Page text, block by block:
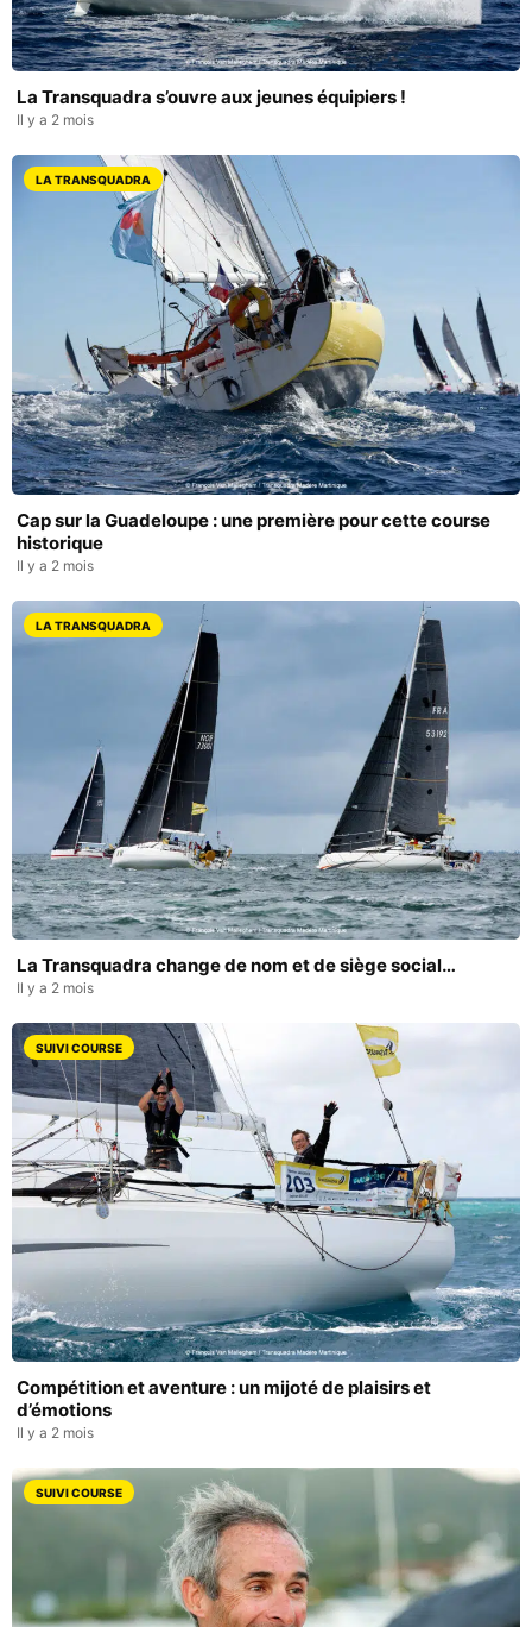
La Transquadra s’ouvre aux jeunes équipiers !
Il y a 2 mois
LA TRANSQUADRA
Cap sur la Guadeloupe : une première pour cette course
historique
Il y a 2 mois
LA TRANSQUADRA
La Transquadra change de nom et de siège social…
Il y a 2 mois
SUIVI COURSE
Compétition et aventure : un mijoté de plaisirs et
d’émotions
Il y a 2 mois
SUIVI COURSE